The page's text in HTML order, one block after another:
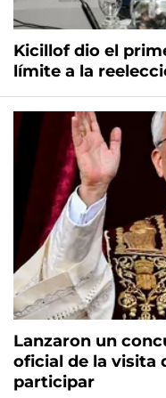
Kicillof dio el
límite a la
Lanzaron un
oficial de la visita
participar